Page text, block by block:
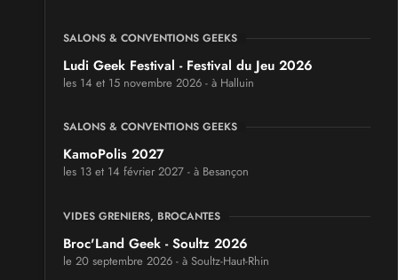
SALONS & CONVENTIONS GEEKS
Ludi Geek Festival - Festival du Jeu 2026
les 14 et 15 novembre 2026 - à Halluin
SALONS & CONVENTIONS GEEKS
KamoPolis 2027
les 13 et 14 février 2027 - à Besançon
VIDES GRENIERS, BROCANTES
Broc'Land Geek - Soultz 2026
le 20 septembre 2026 - à Soultz-Haut-Rhin